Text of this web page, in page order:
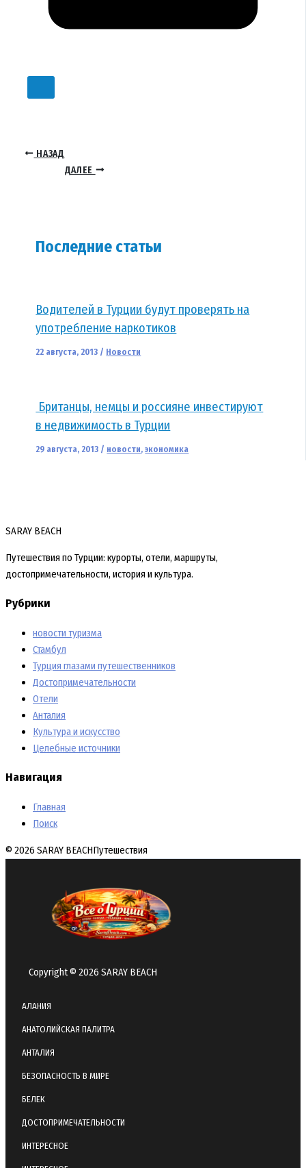
НАЗАД
ДАЛЕЕ
Последние статьи
Водителей в Турции будут проверять на
употребление наркотиков
22 августа, 2013 / Новости
Британцы, немцы и россияне инвестируют
в недвижимость в Турции
29 августа, 2013 / новости,экономика
SARAY BEACH
Путешествия по Турции: курорты, отели, маршруты,
достопримечательности, история и культура.
Рубрики
новости туризма
Стамбул
Турция глазами путешественников
Достопримечательности
Отели
Анталия
Культура и искусство
Целебные источники
Навигация
Главная
Поиск
© 2026 SARAY BEACHПутешествия
Copyright © 2026 SARAY BEACH
АЛАНИЯ
АНАТОЛИЙСКАЯ ПАЛИТРА
АНТАЛИЯ
БЕЗОПАСНОСТЬ В МИРЕ
БЕЛЕК
ДОСТОПРИМЕЧАТЕЛЬНОСТИ
ИНТЕРЕСНОЕ